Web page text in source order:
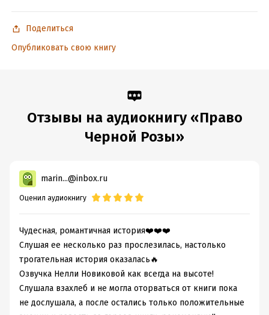
Поделиться
Опубликовать свою книгу
Отзывы на аудиокнигу «Право
Черной Розы»
marin...@inbox.ru
Оценил аудиокнигу
Чудесная, романтичная история❤️❤️❤️
Слушая ее несколько раз прослезилась, настолько
трогательная история оказалась🔥
Озвучка Нелли Новиковой как всегда на высоте!
Слушала взахлеб и не могла оторваться от книги пока
не дослушала, а после остались только положительные